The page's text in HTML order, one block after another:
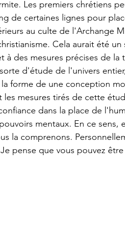
Les premiers chrétiens
de certaines lignes pour
au culte de l'Archange
Cela aurait été
à des mesures précises de la
d'étude de l'univers
forme de une conception
les mesures tirés de cette
dans la place de
mentaux. En ce
la comprenons.
pense que vous pouvez